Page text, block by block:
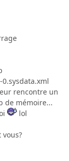
rencontre un
de mémoire...
lol